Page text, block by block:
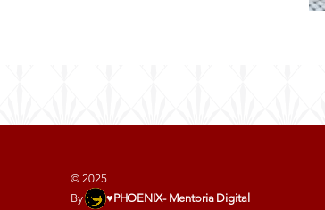
© 2025
By ♥PHOENIX- Mentoria Digital